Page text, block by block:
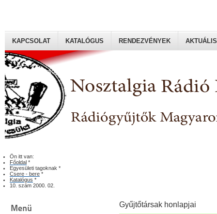
Rádiógyűjtők Magyaroszági Klubja
KAPCSOLAT KATALÓGUS RENDEZVÉNYEK AKTUÁLIS
Ön itt van:
Főoldal *
Egyesületi tagoknak *
Csere - bere *
Katalógus *
10. szám 2000. 02.
Menü Gyűjtőtársak honlapjai